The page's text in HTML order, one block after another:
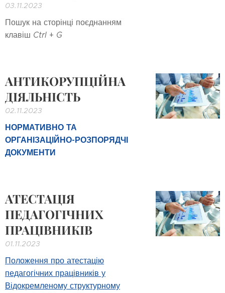
03.11.2023
Пошук на сторінці поєднанням
клавіш Ctrl + G
АНТИКОРУПЦІЙНА
ДІЯЛЬНІСТЬ
02.11.2023
НОРМАТИВНО ТА
ОРГАНІЗАЦІЙНО-РОЗПОРЯДЧІ
ДОКУМЕНТИ
АТЕСТАЦІЯ
ПЕДАГОГІЧНИХ
ПРАЦІВНИКІВ
01.11.2023
Положення про атестацію
педагогічних працівників у
Відокремленому структурному